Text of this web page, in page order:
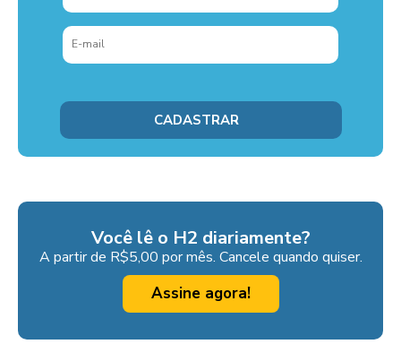
Você lê o H2 diariamente?
A partir de R$5,00 por mês. Cancele quando quiser.
Assine agora!